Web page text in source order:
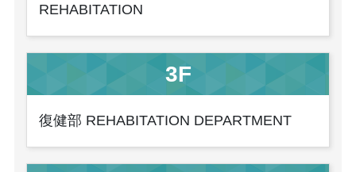
REHABITATION
3F
復健部 REHABITATION DEPARTMENT